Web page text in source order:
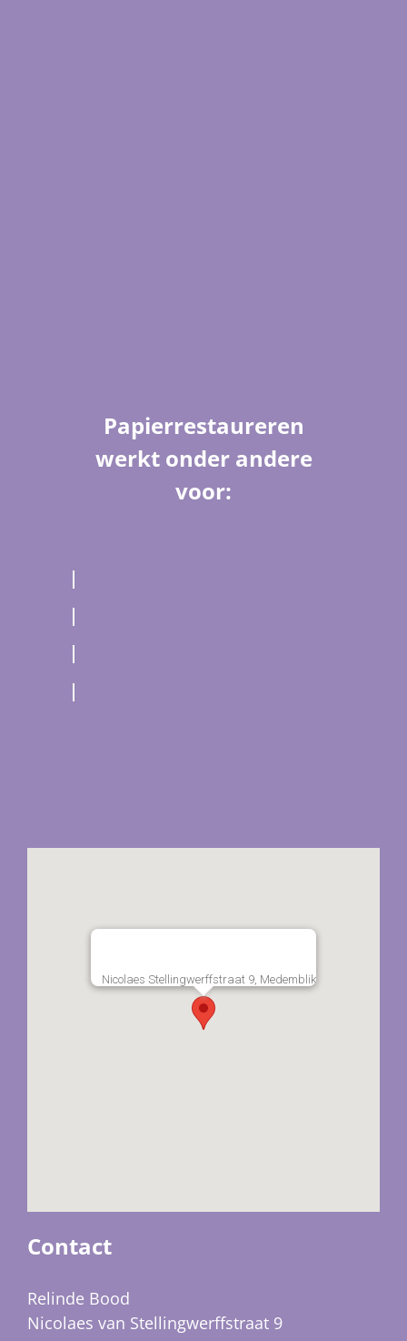
Papierrestaureren
werkt onder andere
voor:
Nicolaes Stellingwerffstraat 9, Medemblik
Contact
Relinde Bood
Nicolaes van Stellingwerffstraat 9